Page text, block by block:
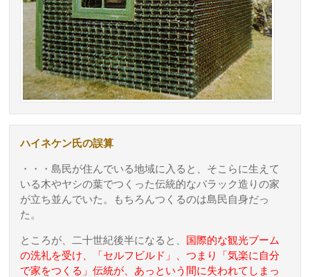
ハイネケン氏の誤算
・・・島民が住んでいる地域に入ると、そこらに生えて
いる木やヤシの葉でつくった伝統的なバラック造りの家
が立ち並んでいた。もちろんつくるのは島民自身だっ
た。
ところが、二十世紀後半になると、
国際的な観光ブーム
の洗礼を受け、「セルフビルド」、つまり「気楽に自分
で家をつくる」伝統が、あっという間に失われてしまっ